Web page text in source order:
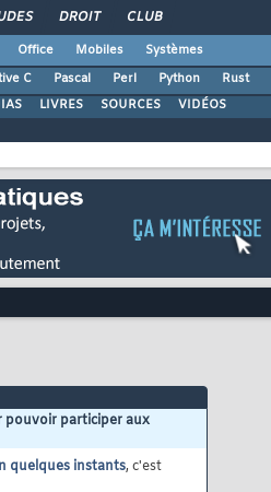
DROIT CLUB
Office Mobiles
Systèmes
C Pascal Perl Python Rust
LIVRES SOURCES VIDÉOS
pouvoir participer aux
quelques instants, c'est